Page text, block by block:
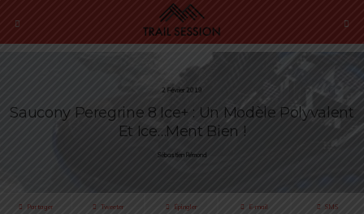
2 Février 2019
Saucony Peregrine 8 Ice+ : Un Modèle Polyvalent
Et Ice…ment Bien !
Sébastien Rémond
Partager Tweeter Épingler E-mail SMS